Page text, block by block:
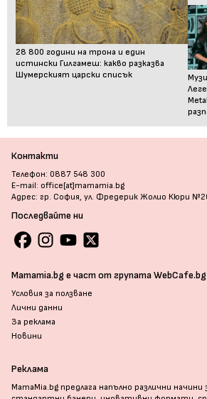
28 800 години на трона и един
истински Гилгамеш: какво разказва
Шумерският царски списък
Контакти
Телефон: 0887 548 300
E-mail: office[at]mamamia.bg
Адрес: гр. София, ул. Фредерик Жолио Кюри
Последвайте ни
Mamamia.bg е част от групата WebCafe.bg
Условия за ползване
Лични данни
За реклама
Новини
Реклама
MamaMia.bg предлага напълно различни начини